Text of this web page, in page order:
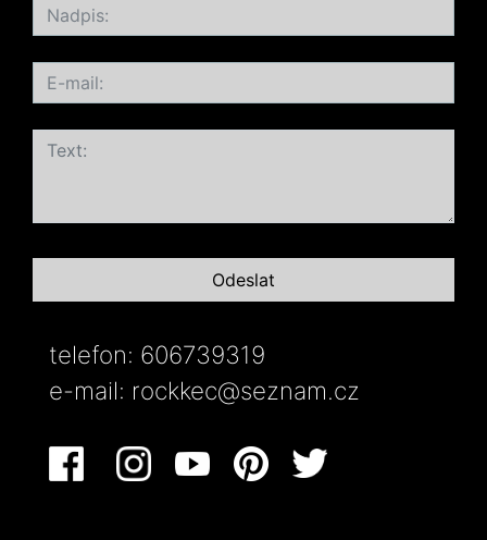
telefon: 606739319
e-mail: rockkec@seznam.cz